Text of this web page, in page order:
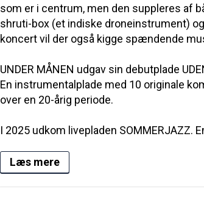
som er i centrum, men den suppleres af
shruti-box (et indiske droneinstrument)
koncert vil der også kigge spændende
UNDER MÅNEN udgav sin debutplade
En instrumentalplade med 10 originale
over en 20-årig periode.
I 2025 udkom livepladen SOMMERJAZZ.
Læs mere